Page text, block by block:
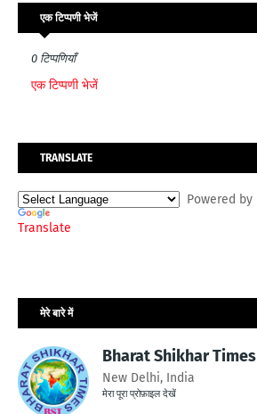
एक टिप्पणी भेजें
0 टिप्पणियाँ
एक टिप्पणी भेजें
TRANSLATE
Powered by
Translate
मेरे बारे में
Bharat Shikhar Times
New Delhi, India
मेरा पूरा प्रोफ़ाइल देखें